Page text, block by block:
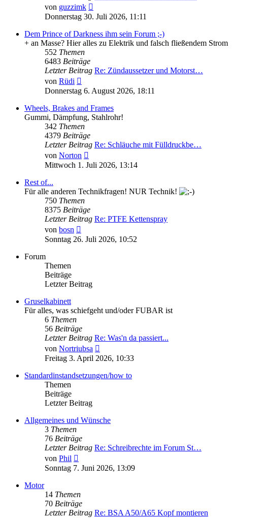
von guzzimk
Beitrag
Donnerstag 30. Juli 2026, 11:11
Dem Prince of Darkness ihm sein Forum ;-)
+ an Masse? Hier alles zu Elektrik und falsch fließendem Strom
552 Themen
6483 Beiträge
Letzter Beitrag Re: Zündaussetzer und Motorst…
von Rüdi
Beitrag
Donnerstag 6. August 2026, 18:11
Wheels, Brakes and Frames
Gummi, Dämpfung, Stahlrohr!
342 Themen
4379 Beiträge
Letzter Beitrag Re: Schläuche mit Fülldruckbe…
von Norton
Beitrag
Mittwoch 1. Juli 2026, 13:14
Rest of...
Für alle anderen Technikfragen! NUR Technik!
750 Themen
8375 Beiträge
Letzter Beitrag Re: PTFE Kettenspray
von bosn
Beitrag
Sonntag 26. Juli 2026, 10:52
Forum
Themen
Beiträge
Letzter Beitrag
Gruselkabinett
Für alles, was schiefgeht und/oder FUBAR ist
6 Themen
56 Beiträge
Letzter Beitrag Re: Was'n da passiert...
von Nortriubsa
Beitrag
Freitag 3. April 2026, 10:33
Standardinstandsetzungen/how to
Themen
Beiträge
Letzter Beitrag
Allgemeines und Wünsche
3 Themen
76 Beiträge
Letzter Beitrag Re: Schreibrechte im Forum St…
von Phil
Beitrag
Sonntag 7. Juni 2026, 13:09
Motor
14 Themen
70 Beiträge
Letzter Beitrag Re: BSA A50/A65 Kopf montieren